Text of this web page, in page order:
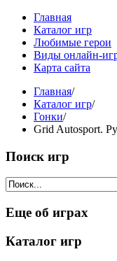
Главная
Каталог игр
Любимые герои
Виды онлайн-
Карта сайта
Главная/
Каталог игр/
Гонки/
Grid Autosport.
Поиск игр
Еще об играх
Каталог игр